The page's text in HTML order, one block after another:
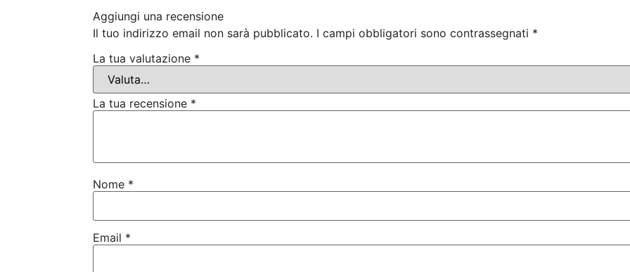
Aggiungi una recensione
Il tuo indirizzo email non sarà pubblicato. I campi obbligatori sono contrassegnati *
La tua valutazione *
La tua recensione *
Nome *
Email *